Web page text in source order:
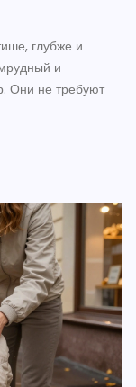
глубже и
и
Они не требуют